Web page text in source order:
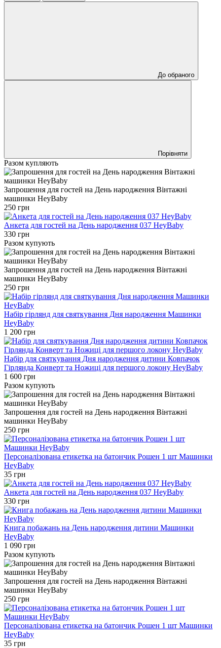
До обраного
Порівняти
Разом купляють
Запрошення для гостей на День народження Вінтажні
машинки HeyBaby
250 грн
Анкета для гостей на День народження 037 HeyBaby
330 грн
Разом купують
Запрошення для гостей на День народження Вінтажні
машинки HeyBaby
250 грн
Набір гірлянд для святкування Дня народження Машинки
HeyBaby
1 200 грн
Набір для святкування Дня народження дитини Ковпачок
Гірлянда Конверт та Ножиці для першого локону HeyBaby
1 600 грн
Разом купують
Запрошення для гостей на День народження Вінтажні
машинки HeyBaby
250 грн
Персоналізована етикетка на батончик Рошен 1 шт Машинки
HeyBaby
35 грн
Анкета для гостей на День народження 037 HeyBaby
330 грн
Книга побажань на День народження дитини Машинки
HeyBaby
1 090 грн
Разом купують
Запрошення для гостей на День народження Вінтажні
машинки HeyBaby
250 грн
Персоналізована етикетка на батончик Рошен 1 шт Машинки
HeyBaby
35 грн